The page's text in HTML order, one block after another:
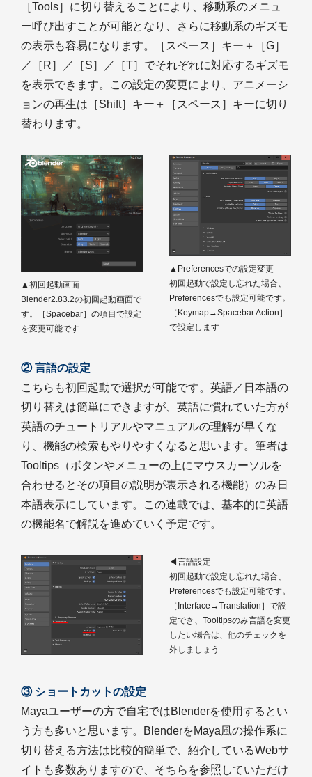
［Tools］に切り替えることにより、移動系のメニュ
ー呼び出すことが可能となり、さらに移動系のギズモ
の表示も容易になります。［スペース］キー＋［G］
／［R］／［S］／［T］でそれぞれに対応するギズモ
を表示できます。この設定の変更により、アニメーシ
ョンの再生は［Shift］キー＋［スペース］キーに切り
替わります。
▲初回起動画面
Blender2.83.2の初回起動画面で
す。［Spacebar］の項目で設定
を変更可能です
▲Preferencesでの設定変更
初回起動で設定し忘れた場合、
Preferencesでも設定可能です。
［Keymap→Spacebar Action］
で設定します
② 言語の設定
こちらも初回起動で選択が可能です。英語／日本語の
切り替えは簡単にできますが、英語に慣れていた方が
英語のチュートリアルやマニュアルの理解が早くな
り、機能の検索もやりやすくなると思います。筆者は
Tooltips（ボタンやメニューの上にマウスカーソルを
合わせるとその項目の説明が表示される機能）のみ日
本語表示にしています。この連載では、基本的に英語
の機能名で解説を進めていく予定です。
◀言語設定
初回起動で設定し忘れた場合、
Preferencesでも設定可能です。
［Interface→Translation］で設
定でき、Tooltipsのみ言語を変更
したい場合は、他のチェックを
外しましょう
③ ショートカットの設定
Mayaユーザーの方で自宅ではBlenderを使用するとい
う方も多いと思います。BlenderをMaya風の操作系に
切り替える方法は比較的簡単で、紹介しているWebサ
イトも多数ありますので、そちらを参照していただけ